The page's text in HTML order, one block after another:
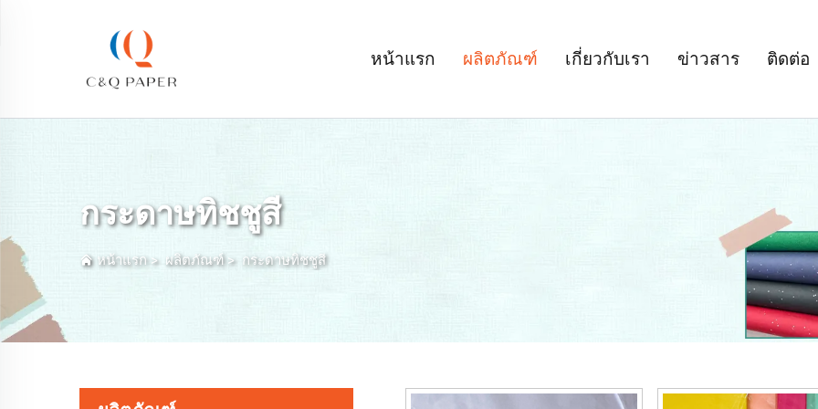
หน้าแรก ผลิตภัณฑ์ เกี่ยวกับเรา ข่าวสาร ติดต่อ
กระดาษทิชชูสี
หน้าแรก> ผลิตภัณฑ์> กระดาษทิชชูสี